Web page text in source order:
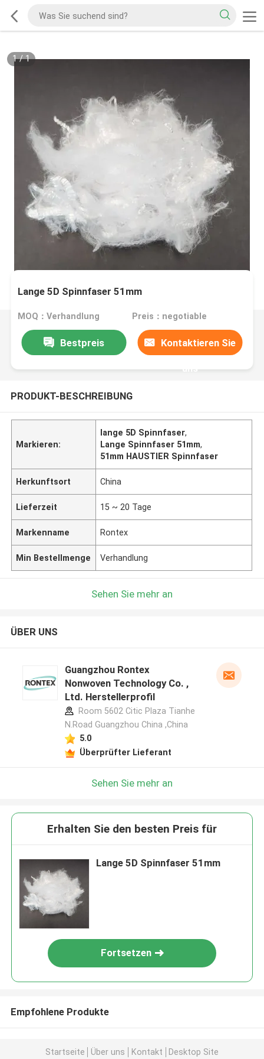
1/1
Lange 5D Spinnfaser 51mm
MOQ：Verhandlung Preis：negotiable
Bestpreis Kontaktieren Sie
uns
PRODUKT-BESCHREIBUNG
Markieren:
lange 5D Spinnfaser,
Lange Spinnfaser 51mm,
51mm HAUSTIER Spinnfaser
Herkunftsort China
Lieferzeit 15 ~ 20 Tage
Markenname Rontex
Min Bestellmenge Verhandlung
Sehen Sie mehr an
ÜBER UNS
Guangzhou Rontex
Nonwoven Technology Co. ,
Ltd. Herstellerprofil
Room 5602 Citic Plaza Tianhe
N.Road Guangzhou China ,China
5.0
Überprüfter Lieferant
Sehen Sie mehr an
Erhalten Sie den besten Preis für
Lange 5D Spinnfaser 51mm
Fortsetzen
Empfohlene Produkte
Startseite Über uns Kontakt Desktop Site